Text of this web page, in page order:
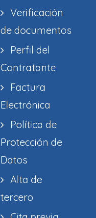
Verificación
de documentos
Perfil del
Contratante
Factura
Electrónica
Política de
Protección de
Datos
Alta de
tercero